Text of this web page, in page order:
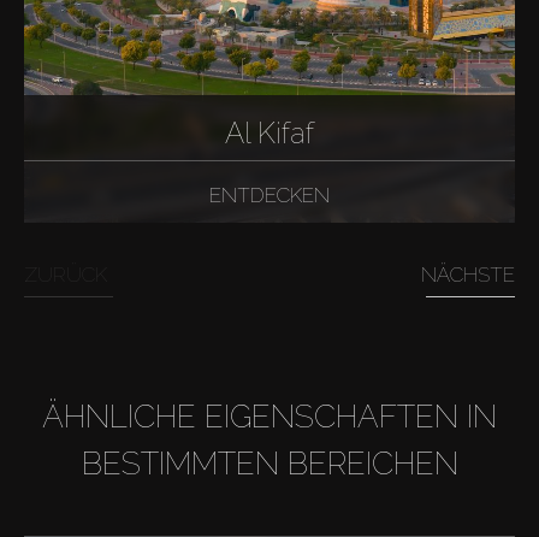
Al Kifaf
ENTDECKEN
NÄCHSTE
ÄHNLICHE EIGENSCHAFTEN IN
BESTIMMTEN BEREICHEN